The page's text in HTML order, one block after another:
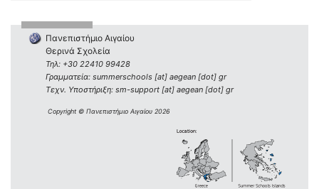
Πανεπιστήμιο Αιγαίου
Θερινά Σχολεία
Τηλ: +30 22410 99428
Γραμματεία: summerschools [at] aegean [dot] gr
Τεχν. Υποστήριξη: sm-support [at] aegean [dot] gr
Copyright © Πανεπιστήμιο Αιγαίου 2026